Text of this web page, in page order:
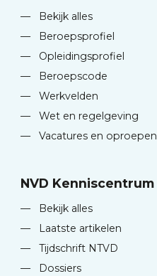
—
Bekijk alles
—
Beroepsprofiel
—
Opleidingsprofiel
—
Beroepscode
—
Werkvelden
—
Wet en regelgeving
—
Vacatures en oproepen
NVD Kenniscentrum
—
Bekijk alles
—
Laatste artikelen
—
Tijdschrift NTVD
—
Dossiers